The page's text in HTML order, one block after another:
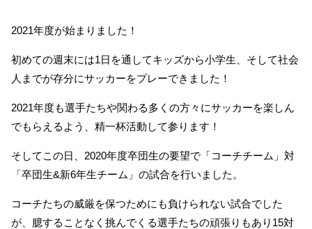
2021年度が始まりました！
初めての週末には1日を通してキッズから小学生、そして社会
人までが存分にサッカーをプレーできました！
2021年度も選手たちや関わる多くの方々にサッカーを楽しん
でもらえるよう、精一杯活動して参ります！
そしてこの日、2020年度卒団生の要望で「コーチチーム」対
「卒団生&新6年生チーム」の試合を行いました。
コーチたちの威厳を保つためにも負けられない試合でした
が、臆することなく挑んでくる選手たちの頑張りもあり15対